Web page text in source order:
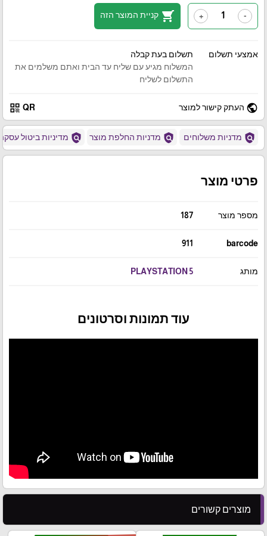
-
+
shopping_cart קניית המוצר הזה
אמצעי תשלום
תשלום בעת קבלה
המשלוח מגיע עם שליח עד הבית ואתם משלמים את
התשלום לשליח
public העתק קישור למוצר QR
qr_code
policy מדניות משלוחים policy מדניות החלפת מוצר policy מדיניות ביטול
פרטי מוצר
מספר מוצר 187
barcode
911
מותג PLAYSTATION 5
עוד תמונות וסרטונים
מוצרים קשורים